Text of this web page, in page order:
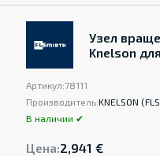
Узел
Knelson
Артикул:78111
Производитель:KNELSON
В наличии ✔
Цена:2,941 €